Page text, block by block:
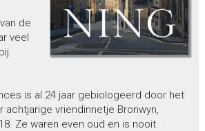
de
veel
is al 24 jaar gebiologeerd door het
achtjarige vriendinnetje Bronwyn,
Ze waren even oud en is nooit